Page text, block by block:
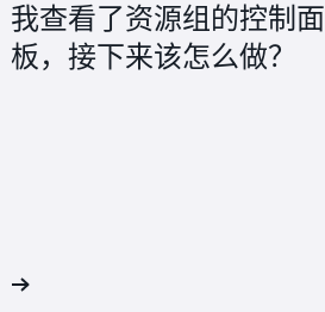
我查看了资源组的控制面
板，接下来该怎么做？